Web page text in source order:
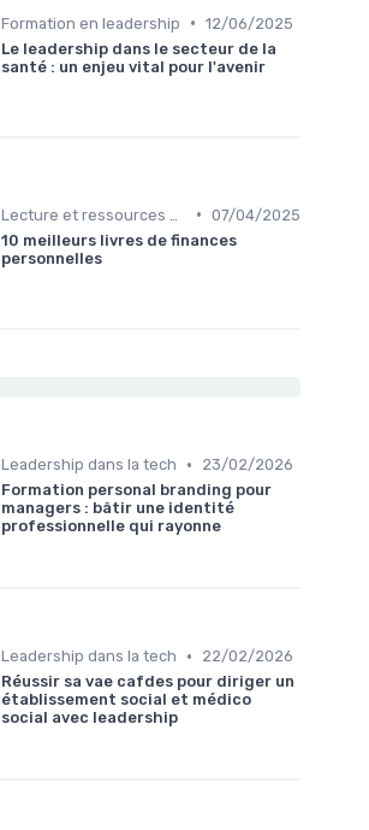
Formation en leadership • 12/06/2025
Le leadership dans le secteur de la
santé : un enjeu vital pour l'avenir
• 07/04/2025
10 meilleurs livres de finances
personnelles
Leadership dans la tech •
23/02/2026
Formation personal branding pour
managers : bâtir une identité
professionnelle qui rayonne
Leadership dans la tech •
22/02/2026
Réussir sa vae cafdes pour diriger un
établissement social et médico
social avec leadership